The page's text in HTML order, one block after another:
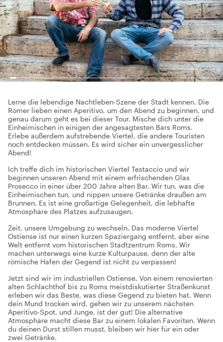
Lerne die lebendige Nachtleben-Szene der Stadt kennen. Die
Römer lieben einen Aperitivo, um den Abend zu beginnen, und
genau darum geht es bei dieser Tour. Mische dich unter die
Einheimischen in einigen der angesagtesten Bars Roms.
Erlebe außerdem aufstrebende Viertel, die andere Touristen
noch entdecken müssen. Es wird sicher ein unvergesslicher
Abend! ​
Ich treffe dich im historischen Viertel Testaccio und wir
beginnen unseren Abend mit einem erfrischenden Glas
Prosecco in einer über 200 Jahre alten Bar. Wir tun, was die
Einheimischen tun, und nippen unsere Getränke draußen am
Brunnen. Es ist eine großartige Gelegenheit, die lebhafte
Atmosphäre des Platzes aufzusaugen.
Zeit, unsere Umgebung zu wechseln. Das moderne Viertel
Ostiense ist nur einen kurzen Spaziergang entfernt, aber eine
Welt entfernt vom historischen Stadtzentrum Roms. Wir
machen unterwegs eine kurze Kulturpause, denn der alte
römische Hafen der Gegend ist nicht zu verpassen!
Jetzt sind wir im industriellen Ostiense. Von einem renovierten
alten Schlachthof bis zu Roms meistdiskutierter Straßenkunst
erleben wir das Beste, was diese Gegend zu bieten hat. Wenn
dein Mund trocken wird, gehen wir zu unserem nächsten
Aperitivo-Spot, und Junge, ist der gut! Die alternative
Atmosphäre macht diese Bar zu einem lokalen Favoriten. Wenn
du deinen Durst stillen musst, bleiben wir hier für ein oder
zwei Getränke.